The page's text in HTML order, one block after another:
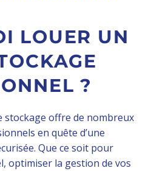
LOUER UN
?
stockage offre de nombreux
en quête d’une
Que ce soit pour
optimiser la gestion de vos